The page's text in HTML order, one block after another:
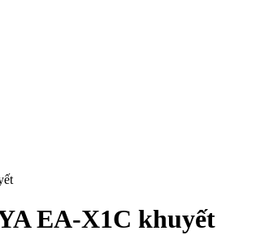
EA-X1C khuyết